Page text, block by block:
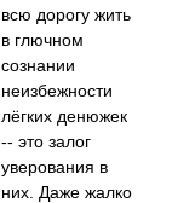
всю дорогу жить
в глючном
сознании
неизбежности
лёгких денюжек
-- это залог
уверования в
них. Даже жалко